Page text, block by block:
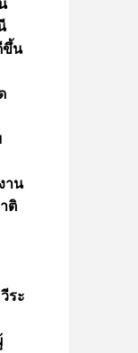
ขึ้น
าน
ติ
ระ